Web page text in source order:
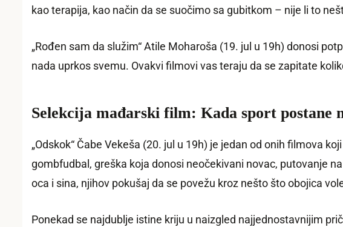
kao terapija, kao način da se suočimo sa gubitkom – nije li to
„Rođen sam da služim“ Atile Moharoša (19. jul u 19h) donosi
nada uprkos svemu. Ovakvi filmovi vas teraju da se zapitate
Selekcija mađarski film: Kada sport postane
„Odskok“ Čabe Vekeša (20. jul u 19h) je jedan od onih filmova
gombfudbal, greška koja donosi neočekivani novac, putovanje
oca i sina, njihov pokušaj da se povežu kroz nešto što obojica
Ponekad se najdublje istine kriju u naizgled najjednostavnijim